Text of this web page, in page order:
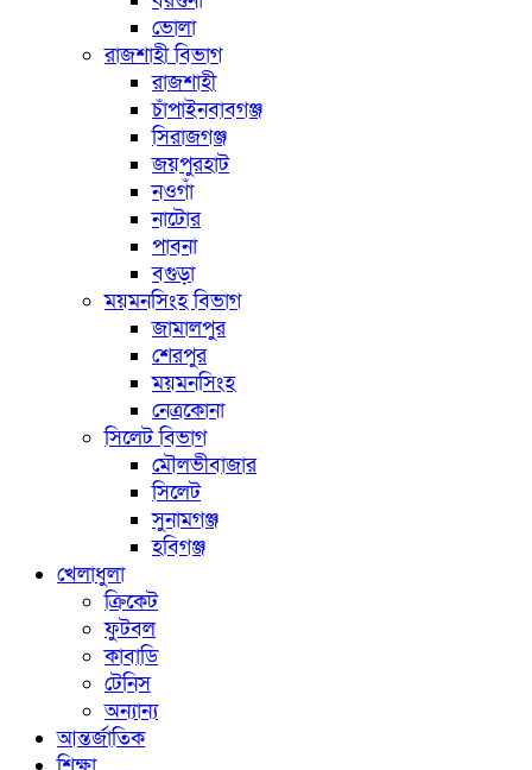
ভোলা
রাজশাহী বিভাগ
রাজশাহী
চাঁপাইনবাবগঞ্জ
সিরাজগঞ্জ
জয়পুরহাট
নওগাঁ
নাটোর
পাবনা
বগুড়া
ময়মনসিংহ বিভাগ
জামালপুর
শেরপুর
ময়মনসিংহ
নেত্রকোনা
সিলেট বিভাগ
মৌলভীবাজার
সিলেট
সুনামগঞ্জ
হবিগঞ্জ
খেলাধুলা
ক্রিকেট
ফুটবল
কাবাডি
টেনিস
অন্যান্য
আন্তর্জাতিক